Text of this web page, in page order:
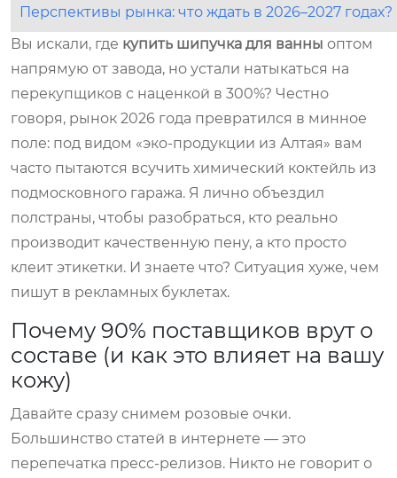
Перспективы рынка: что ждать в 2026–2027 годах?
Вы искали, где купить шипучка для ванны оптом
напрямую от завода, но устали натыкаться на
перекупщиков с наценкой в 300%? Честно
говоря, рынок 2026 года превратился в минное
поле: под видом «эко-продукции из Алтая» вам
часто пытаются всучить химический коктейль из
подмосковного гаража. Я лично объездил
полстраны, чтобы разобраться, кто реально
производит качественную пену, а кто просто
клеит этикетки. И знаете что? Ситуация хуже, чем
пишут в рекламных буклетах.
Почему 90% поставщиков врут о
составе (и как это влияет на вашу
кожу)
Давайте сразу снимем розовые очки.
Большинство статей в интернете — это
перепечатка пресс-релизов. Никто не говорит о